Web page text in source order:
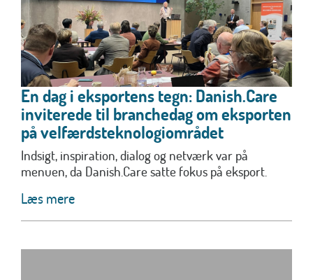
En dag i eksportens tegn: Danish.Care
inviterede til branchedag om eksporten
på velfærdsteknologiområdet
Indsigt, inspiration, dialog og netværk var på
menuen, da Danish.Care satte fokus på eksport.
Læs mere